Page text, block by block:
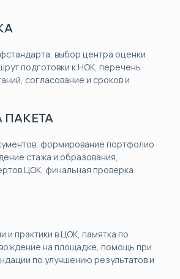
выбор центра оценки
подготовки к НОК, перечень
согласование и сроков и
ПАКЕТА
формирование портфолио
стажа и образования,
ЦОК, финальная проверка
и практики в ЦОК, памятка по
на площадке, помощь при
по улучшению результатов и